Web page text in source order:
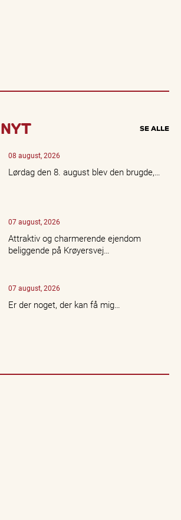
NYT SE ALLE
08 august, 2026
Lørdag den 8. august blev den brugde,…
07 august, 2026
Attraktiv og charmerende ejendom
beliggende på Krøyersvej…
07 august, 2026
Er der noget, der kan få mig…